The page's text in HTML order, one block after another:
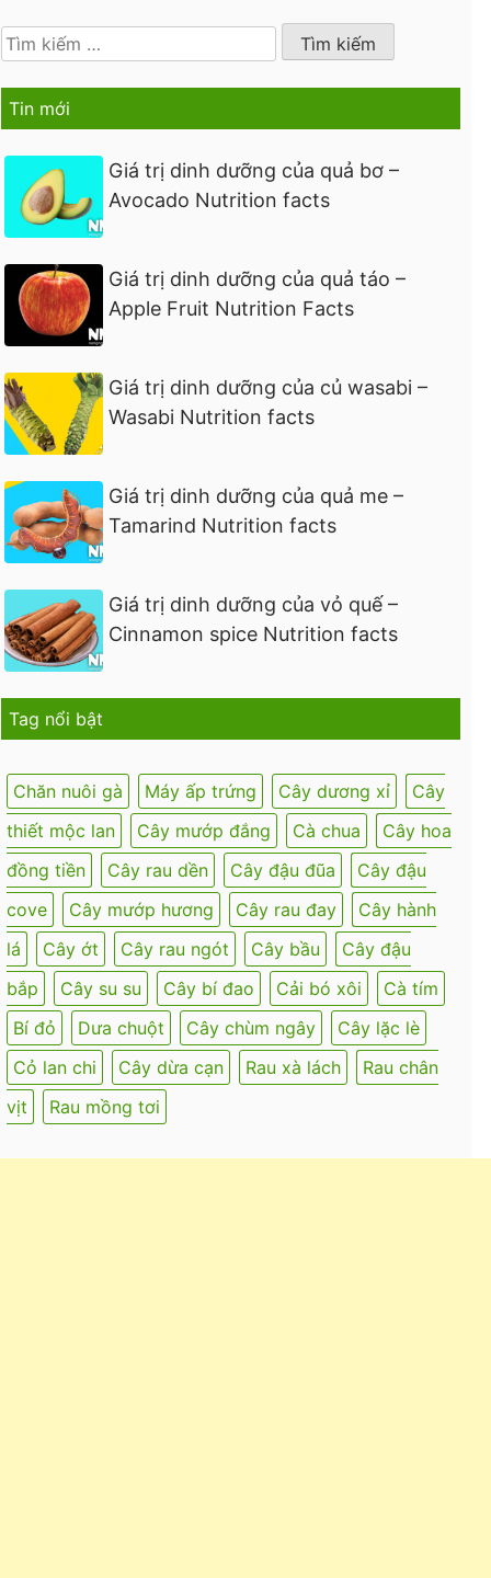
Tìm
kiếm
cho:
Tin mới
Giá trị dinh dưỡng của quả bơ –
Avocado Nutrition facts
Giá trị dinh dưỡng của quả táo –
Apple Fruit Nutrition Facts
Giá trị dinh dưỡng của củ wasabi –
Wasabi Nutrition facts
Giá trị dinh dưỡng của quả me –
Tamarind Nutrition facts
Giá trị dinh dưỡng của vỏ quế –
Cinnamon spice Nutrition facts
Tag nổi bật
Chăn nuôi gà Máy ấp trứng Cây dương xỉ
Cây
thiết mộc lan
Cây mướp đắng Cà chua
Cây hoa
đồng tiền
Cây rau dền Cây đậu đũa
Cây đậu
cove
Cây mướp hương Cây rau đay
Cây hành
lá
Cây ớt Cây rau ngót Cây bầu
Cây đậu
bắp
Cây su su Cây bí đao Cải bó xôi
Cà tím
Bí đỏ
Dưa chuột Cây chùm ngây
Cây lặc lè
Cỏ lan chi
Cây dừa cạn Rau xà lách
Rau chân
vịt
Rau mồng tơi